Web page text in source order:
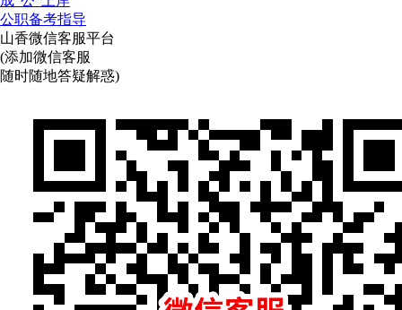
公职备考指导
山香微信客服平台
(添加微信客服
随时随地答疑解惑)